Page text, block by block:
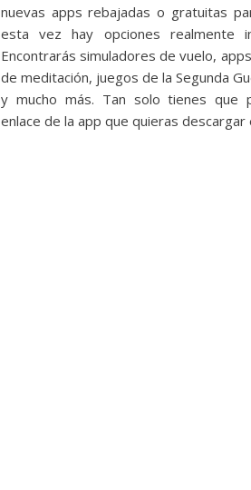
nuevas apps rebajadas o gratuitas
esta vez hay opciones realmente
Encontrarás simuladores de vuelo,
de meditación, juegos de la Segunda
y mucho más. Tan solo tienes que
enlace de la app que quieras descargar